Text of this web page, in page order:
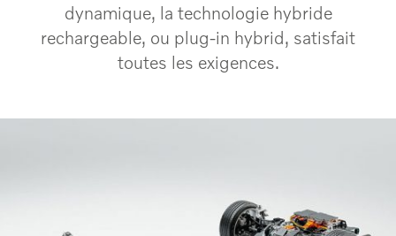
dynamique, la technologie hybride
rechargeable, ou plug-in hybrid, satisfait
toutes les exigences.